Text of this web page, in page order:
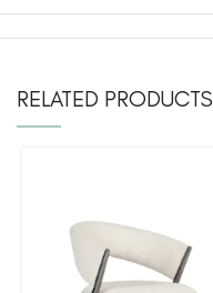
RELATED PRODUCTS